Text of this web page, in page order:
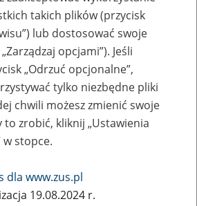
siebie - zakładanie profili
Twojej firmy
takich plików (przycisk
lub dostosować swoje
opcjami”). Jeśli
„Odrzuć opcjonalne”,
tylko niezbędne pliki
chwili możesz zmienić swoje
to zrobić, kliknij „Ustawienia
w stopce.
dla www.zus.pl
19.08.2024 r.